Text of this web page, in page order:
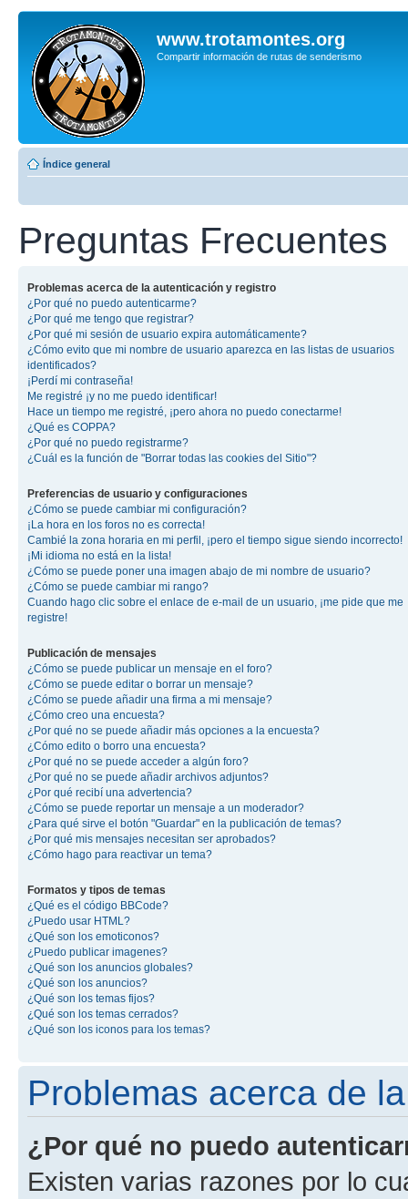
www.trotamontes.org
Compartir información de rutas de senderismo
Índice general
Preguntas Frecuentes
Problemas acerca de la autenticación y registro
¿Por qué no puedo autenticarme?
¿Por qué me tengo que registrar?
¿Por qué mi sesión de usuario expira automáticamente?
¿Cómo evito que mi nombre de usuario aparezca en las listas de usuarios
identificados?
¡Perdí mi contraseña!
Me registré ¡y no me puedo identificar!
Hace un tiempo me registré, ¡pero ahora no puedo conectarme!
¿Qué es COPPA?
¿Por qué no puedo registrarme?
¿Cuál es la función de "Borrar todas las cookies del Sitio"?
Preferencias de usuario y configuraciones
¿Cómo se puede cambiar mi configuración?
¡La hora en los foros no es correcta!
Cambié la zona horaria en mi perfil, ¡pero el tiempo sigue siendo incorrecto!
¡Mi idioma no está en la lista!
¿Cómo se puede poner una imagen abajo de mi nombre de usuario?
¿Cómo se puede cambiar mi rango?
Cuando hago clic sobre el enlace de e-mail de un usuario, ¡me pide que me
registre!
Publicación de mensajes
¿Cómo se puede publicar un mensaje en el foro?
¿Cómo se puede editar o borrar un mensaje?
¿Cómo se puede añadir una firma a mi mensaje?
¿Cómo creo una encuesta?
¿Por qué no se puede añadir más opciones a la encuesta?
¿Cómo edito o borro una encuesta?
¿Por qué no se puede acceder a algún foro?
¿Por qué no se puede añadir archivos adjuntos?
¿Por qué recibí una advertencia?
¿Cómo se puede reportar un mensaje a un moderador?
¿Para qué sirve el botón "Guardar" en la publicación de temas?
¿Por qué mis mensajes necesitan ser aprobados?
¿Cómo hago para reactivar un tema?
Formatos y tipos de temas
¿Qué es el código BBCode?
¿Puedo usar HTML?
¿Qué son los emoticonos?
¿Puedo publicar imagenes?
¿Qué son los anuncios globales?
¿Qué son los anuncios?
¿Qué son los temas fijos?
¿Qué son los temas cerrados?
¿Qué son los iconos para los temas?
Problemas acerca de
¿Por qué no puedo
Existen varias razones por lo